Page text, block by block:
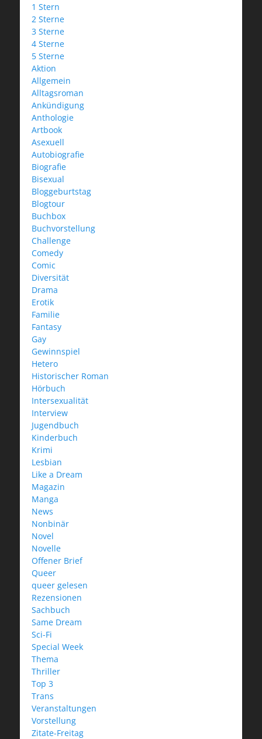
1 Stern
2 Sterne
3 Sterne
4 Sterne
5 Sterne
Aktion
Allgemein
Alltagsroman
Ankündigung
Anthologie
Artbook
Asexuell
Autobiografie
Biografie
Bisexual
Bloggeburtstag
Blogtour
Buchbox
Buchvorstellung
Challenge
Comedy
Comic
Diversität
Drama
Erotik
Familie
Fantasy
Gay
Gewinnspiel
Hetero
Historischer Roman
Hörbuch
Intersexualität
Interview
Jugendbuch
Kinderbuch
Krimi
Lesbian
Like a Dream
Magazin
Manga
News
Nonbinär
Novel
Novelle
Offener Brief
Queer
queer gelesen
Rezensionen
Sachbuch
Same Dream
Sci-Fi
Special Week
Thema
Thriller
Top 3
Trans
Veranstaltungen
Vorstellung
Zitate-Freitag